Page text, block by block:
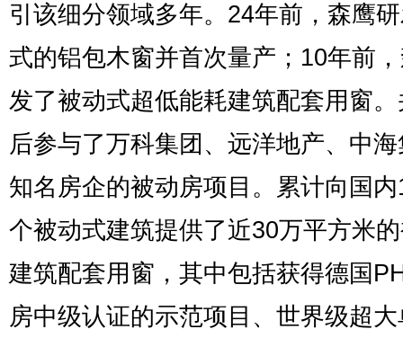
引该细分领域多年。24年前，森鹰
式的铝包木窗并首次量产；10年前
发了被动式超低能耗建筑配套用窗
后参与了万科集团、远洋地产、中
知名房企的被动房项目。累计向国
个被动式建筑提供了近30万平方米
建筑配套用窗，其中包括获得德国
房中级认证的示范项目、世界级超